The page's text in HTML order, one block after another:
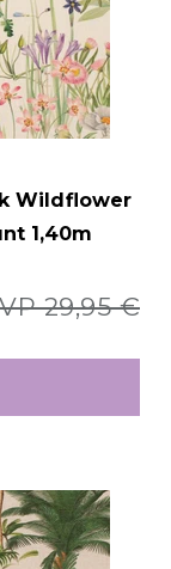
Wildflower
1,40m
29,95 €